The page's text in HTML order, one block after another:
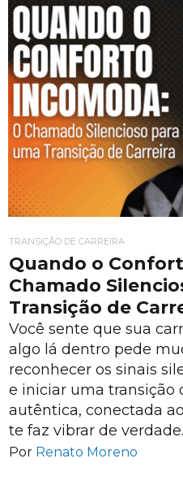
TRANSIÇÃO DE CARREIRA
Quando o
Chamado
Transição de
Você sente que sua
algo lá dentro pede
reconhecer os sinais
e iniciar uma transição
autêntica, conectada
te faz vibrar de verdade.
Por Renato Moreno